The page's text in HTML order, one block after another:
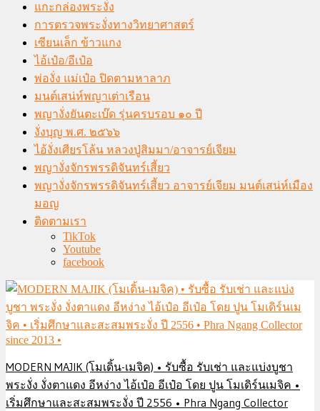
แกะกล่องพระงั่ง
การตรวจพระงั่งทางวิทยาศาสตร์
เซียนเล็ก ข้าวแกง
ไอ้เป๋อ/อีเป๋อ
พ่องั่ง แม่เป๋อ ปิดตามหาลาภ
มนต์เสน่ห์พญาเต่าเรือน
พญางั่งยันตะเบ๊ด รุ่นครบรอบ ๑๐ ปี
งั่งบุญ พ.ศ. ๒๕๖๖
ไอ้งั่งเศียรโล้น หลวงปู่สิมมา/อาจารย์เจียม
พญางั่งจักรพรรดิจันทร์เสี้ยว
พญางั่งจักรพรรดิจันทร์เสี้ยว อาจารย์เจียม มนต์เสน่ห์เมือง
มอญ
ติดตามเรา
TikTok
Youtube
facebook
MODERN MAJIK (โมเดิ้น-เมจิค) • รับซื้อ รับเช่า และแบ่งบูชา
พระงั่ง งั่งตาแดง อีหง่าง ไอ้เป๋อ อีเป๋อ โดย ปูน โมเดิร์นเมจิค •
เริ่มศึกษาและสะสมพระงั่ง ปี 2556 • Phra Ngang Collector